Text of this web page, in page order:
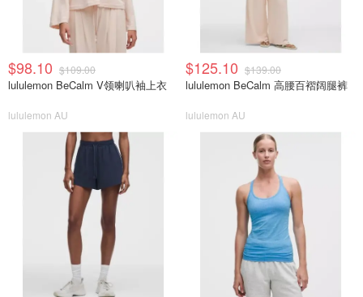
$98.10 $109.00
lululemon BeCalm V领喇叭袖上衣
lululemon AU
$125.10 $139.00
lululemon BeCalm 高腰百褶阔腿裤
lululemon AU